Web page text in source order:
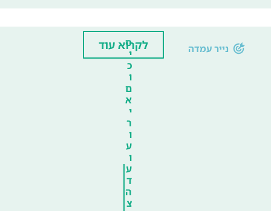
נייר עמדה
ס
י
כ
ו
ם
א
י
ר
ו
ע
ו
ע
ד
ה
צ
לקרוא עוד